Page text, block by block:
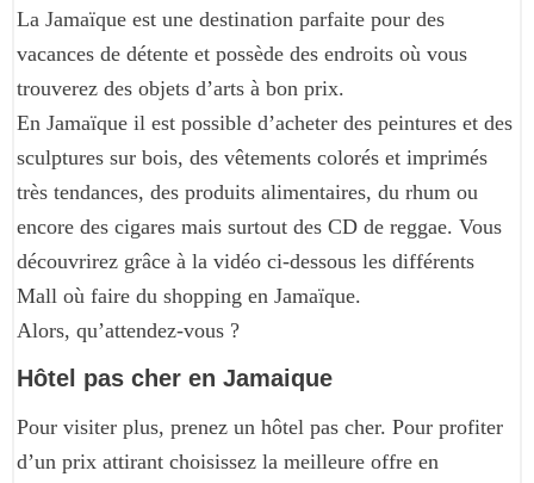
La Jamaïque est une destination parfaite pour des
vacances de détente et possède des endroits où vous
trouverez des objets d’arts à bon prix.
En Jamaïque il est possible d’acheter des peintures et des
sculptures sur bois, des vêtements colorés et imprimés
très tendances, des produits alimentaires, du rhum ou
encore des cigares mais surtout des CD de reggae. Vous
découvrirez grâce à la vidéo ci-dessous les différents
Mall où faire du shopping en Jamaïque.
Alors, qu’attendez-vous ?
Hôtel pas cher en Jamaique
Pour visiter plus, prenez un hôtel pas cher. Pour profiter
d’un prix attirant choisissez la meilleure offre en